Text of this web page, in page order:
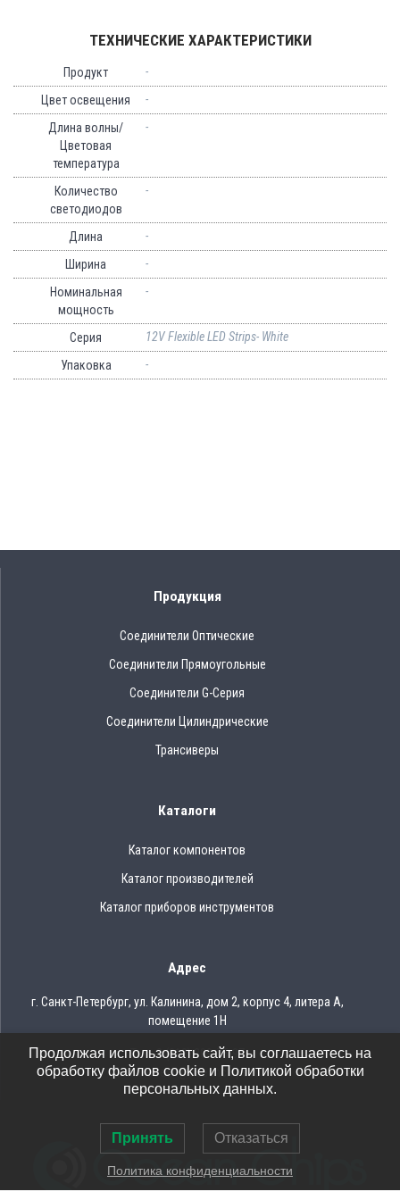
ТЕХНИЧЕСКИЕ ХАРАКТЕРИСТИКИ
Продукт
-
Цвет освещения
-
Длина волны/
Цветовая
температура
-
Количество
светодиодов
-
Длина
-
Ширина
-
Номинальная
мощность
-
Серия
12V Flexible LED Strips- White
Упаковка
-
Продукция
Соединители Оптические
Соединители Прямоугольные
Соединители G-Серия
Соединители Цилиндрические
Трансиверы
Каталоги
Каталог компонентов
Каталог производителей
Каталог приборов инструментов
Адрес
г. Санкт-Петербург, ул. Калинина, дом 2, корпус 4, литера А,
помещение 1Н
Тел.: 8 (812) 309-75-97
Email: ocean@oceanchips.ru
Продолжая использовать сайт, вы соглашаетесь на
обработку файлов cookie и Политикой обработки
персональных данных.
Принять Отказаться
Политика конфиденциальности